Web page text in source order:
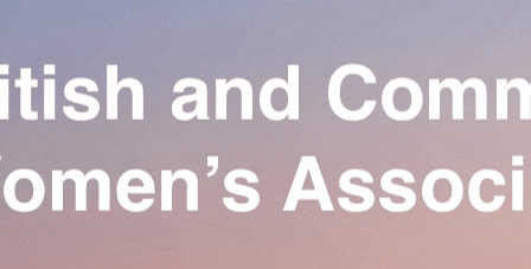
Exporter uniquement les colonnes affichées
Ajoutez un logo, un bouton, des réseaux sociaux